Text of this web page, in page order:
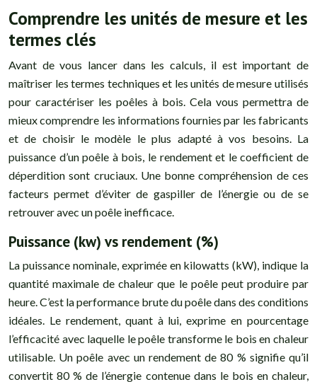
Comprendre les unités de mesure et les
termes clés
Avant de vous lancer dans les calculs, il est important de
maîtriser les termes techniques et les unités de mesure utilisés
pour caractériser les poêles à bois. Cela vous permettra de
mieux comprendre les informations fournies par les fabricants
et de choisir le modèle le plus adapté à vos besoins. La
puissance d’un poêle à bois, le rendement et le coefficient de
déperdition sont cruciaux. Une bonne compréhension de ces
facteurs permet d’éviter de gaspiller de l’énergie ou de se
retrouver avec un poêle inefficace.
Puissance (kw) vs rendement (%)
La puissance nominale, exprimée en kilowatts (kW), indique la
quantité maximale de chaleur que le poêle peut produire par
heure. C’est la performance brute du poêle dans des conditions
idéales. Le rendement, quant à lui, exprime en pourcentage
l’efficacité avec laquelle le poêle transforme le bois en chaleur
utilisable. Un poêle avec un rendement de 80 % signifie qu’il
convertit 80 % de l’énergie contenue dans le bois en chaleur,